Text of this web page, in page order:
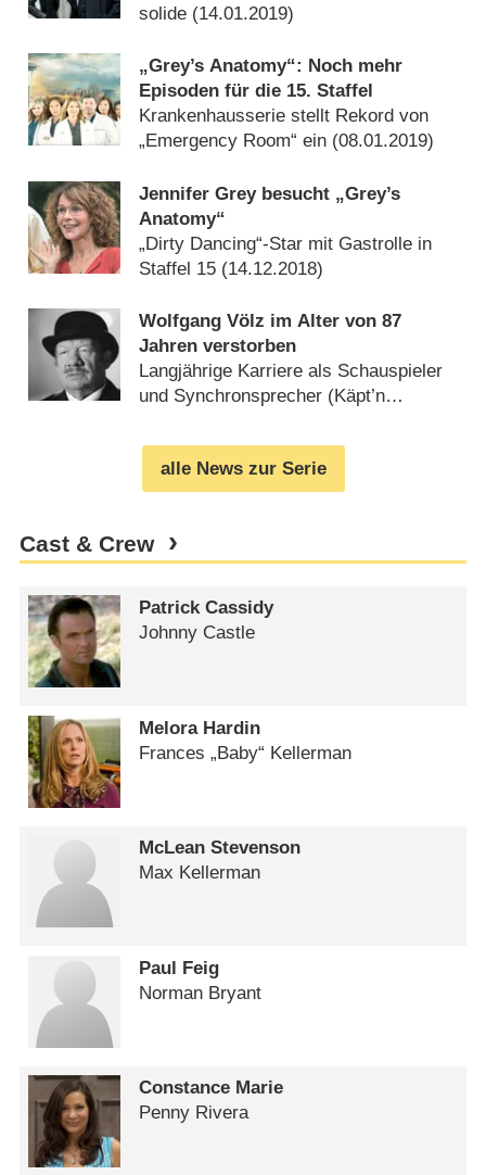
solide (14.01.2019)
„Grey’s Anatomy“: Noch mehr
Episoden für die 15. Staffel
Krankenhausserie stellt Rekord von
„Emergency Room“ ein (08.01.2019)
Jennifer Grey besucht „Grey’s
Anatomy“
„Dirty Dancing“-Star mit Gastrolle in
Staffel 15 (14.12.2018)
Wolfgang Völz im Alter von 87
Jahren verstorben
Langjährige Karriere als Schauspieler
und Synchronsprecher (Käpt’n
alle News zur Serie
Cast & Crew
Patrick Cassidy
Johnny Castle
Melora Hardin
Frances „Baby“ Kellerman
McLean Stevenson
Max Kellerman
Paul Feig
Norman Bryant
Constance Marie
Penny Rivera